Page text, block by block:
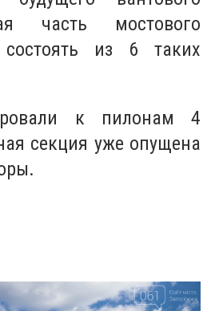
часть мостового
состоять из 6 таких
к пилонам 4
секция уже опущена